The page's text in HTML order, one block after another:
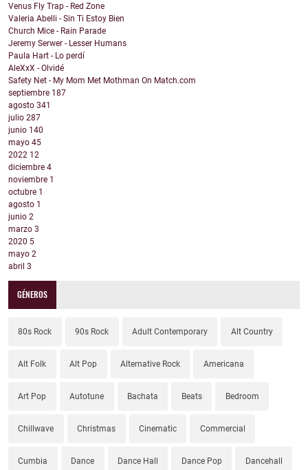
Venus Fly Trap - Red Zone
Valeria Abelli - Sin Ti Estoy Bien
Church Mice - Rain Parade
Jeremy Serwer - Lesser Humans
Paula Hart - Lo perdí
AleXxX - Olvidé
Safety Net - My Mom Met Mothman On Match.com
septiembre 187
agosto 341
julio 287
junio 140
mayo 45
2022 12
diciembre 4
noviembre 1
octubre 1
agosto 1
junio 2
marzo 3
2020 5
mayo 2
abril 3
GÉNEROS
80s Rock 90s Rock Adult Contemporary Alt Country
Alt Folk Alt Pop Alternative Rock Americana
Art Pop Autotune Bachata Beats Bedroom
Chillwave Christmas Cinematic Commercial
Cumbia Dance Dance Hall Dance Pop Dancehall